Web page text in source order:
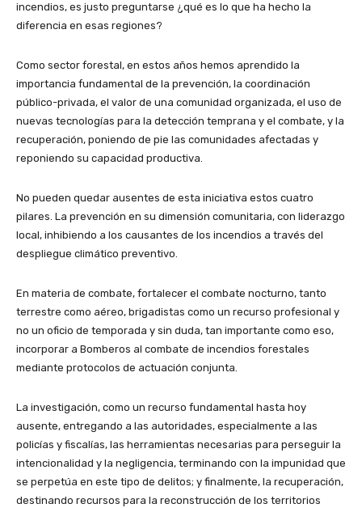
incendios, es justo preguntarse ¿qué es lo que ha hecho la
diferencia en esas regiones?
Como sector forestal, en estos años hemos aprendido la
importancia fundamental de la prevención, la coordinación
público-privada, el valor de una comunidad organizada, el uso de
nuevas tecnologías para la detección temprana y el combate, y la
recuperación, poniendo de pie las comunidades afectadas y
reponiendo su capacidad productiva.
No pueden quedar ausentes de esta iniciativa estos cuatro
pilares. La prevención en su dimensión comunitaria, con liderazgo
local, inhibiendo a los causantes de los incendios a través del
despliegue climático preventivo.
En materia de combate, fortalecer el combate nocturno, tanto
terrestre como aéreo, brigadistas como un recurso profesional y
no un oficio de temporada y sin duda, tan importante como eso,
incorporar a Bomberos al combate de incendios forestales
mediante protocolos de actuación conjunta.
La investigación, como un recurso fundamental hasta hoy
ausente, entregando a las autoridades, especialmente a las
policías y fiscalías, las herramientas necesarias para perseguir la
intencionalidad y la negligencia, terminando con la impunidad que
se perpetúa en este tipo de delitos; y finalmente, la recuperación,
destinando recursos para la reconstrucción de los territorios